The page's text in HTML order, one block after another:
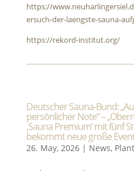
https://
ersuch-der-laengste-sauna-
https://rekord-institut.org/
Deutscher Sauna-Bund:
persönlicher Note“ –
‚Sauna Premium‘ mit fünf
bekommt neue große
26. May, 2026| News,